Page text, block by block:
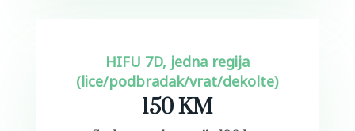
HIFU 7D, jedna regija
(lice/podbradak/vrat/dekolte)
150 KM